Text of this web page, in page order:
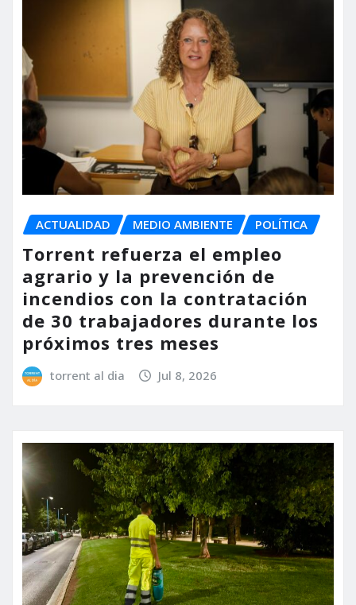
ACTUALIDAD MEDIO AMBIENTE POLÍTICA
Torrent refuerza el empleo
agrario y la prevención de
incendios con la contratación
de 30 trabajadores durante los
próximos tres meses
torrent al dia Jul 8, 2026